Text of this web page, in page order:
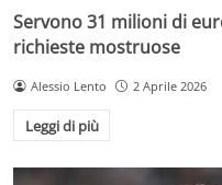
Servono 31 milioni di
richieste mostruose
Alessio Lento 2 Aprile 2026
Leggi di più